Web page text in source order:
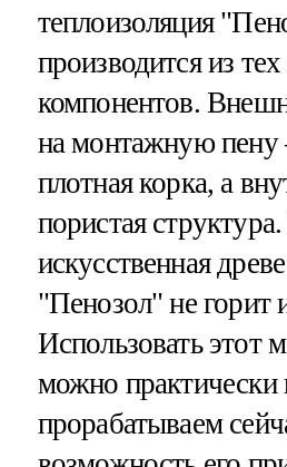
теплоизоляция
производится из
компонентов.
на монтажную пену
плотная корка, а
пористая
искусственная
"Пенозол" не горит
Использовать этот
можно
прорабатываем